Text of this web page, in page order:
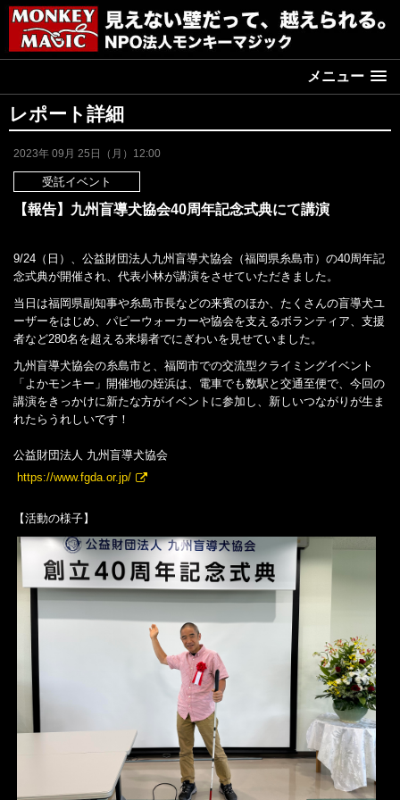
メニュー
レポート詳細
2023年 09月 25日（月）12:00
受託イベント
【報告】九州盲導犬協会40周年記念式典にて講演
9/24（日）、公益財団法人九州盲導犬協会（福岡県糸島市）の40周年記
念式典が開催され、代表小林が講演をさせていただきました。
当日は福岡県副知事や糸島市長などの来賓のほか、たくさんの盲導犬ユ
ーザーをはじめ、パピーウォーカーや協会を支えるボランティア、支援
者など280名を超える来場者でにぎわいを見せていました。
九州盲導犬協会の糸島市と、福岡市での交流型クライミングイベント
「よかモンキー」開催地の姪浜は、電車でも数駅と交通至便で、今回の
講演をきっかけに新たな方がイベントに参加し、新しいつながりが生ま
れたらうれしいです！
公益財団法人 九州盲導犬協会
https://www.fgda.or.jp/
【活動の様子】